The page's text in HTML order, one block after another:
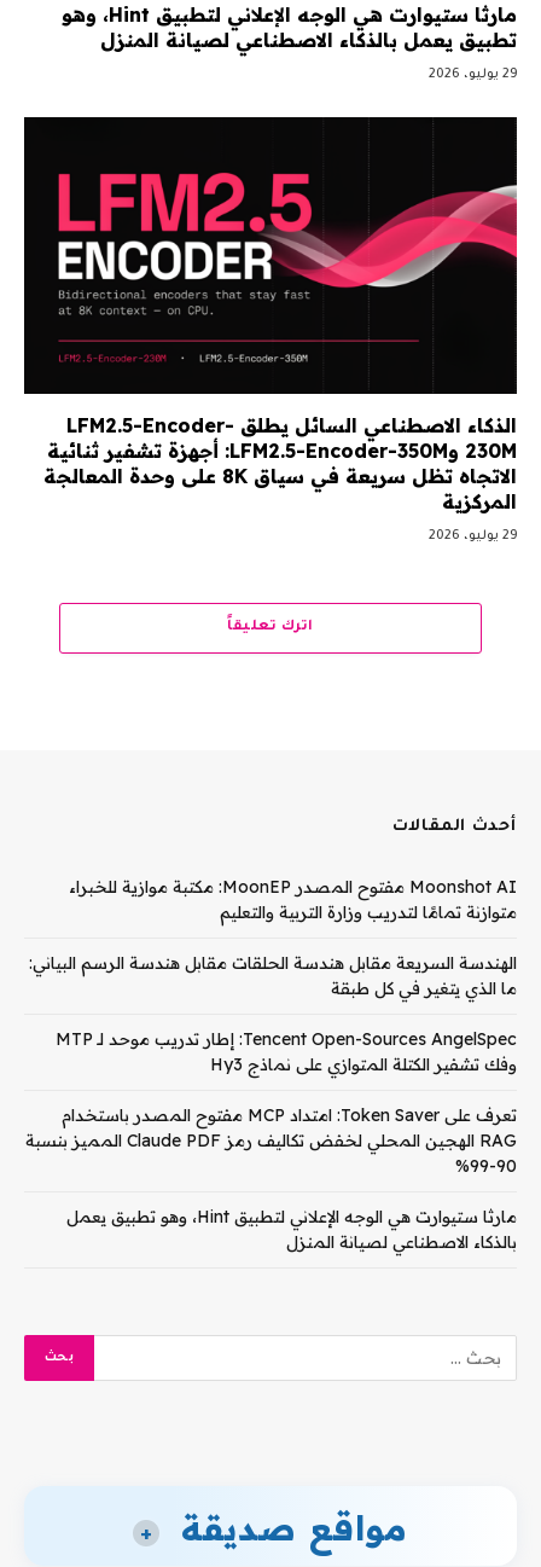
مارثا ستيوارت هي الوجه الإعلاني لتطبيق Hint، وهو
تطبيق يعمل بالذكاء الاصطناعي لصيانة المنزل
29 يوليو، 2026
الذكاء الاصطناعي السائل يطلق LFM2.5-Encoder-
230M وLFM2.5-Encoder-350M: أجهزة تشفير ثنائية
الاتجاه تظل سريعة في سياق 8K على وحدة المعالجة
المركزية
29 يوليو، 2026
اترك تعليقاً
أحدث المقالات
Moonshot AI مفتوح المصدر MoonEP: مكتبة موازية للخبراء
متوازنة تمامًا لتدريب وزارة التربية والتعليم
الهندسة السريعة مقابل هندسة الحلقات مقابل هندسة الرسم البياني:
ما الذي يتغير في كل طبقة
Tencent Open-Sources AngelSpec: إطار تدريب موحد لـ MTP
وفك تشفير الكتلة المتوازي على نماذج Hy3
تعرف على Token Saver: امتداد MCP مفتوح المصدر باستخدام
RAG الهجين المحلي لخفض تكاليف رمز Claude PDF المميز بنسبة
90-99%
مارثا ستيوارت هي الوجه الإعلاني لتطبيق Hint، وهو تطبيق يعمل
بالذكاء الاصطناعي لصيانة المنزل
مواقع صديقة +